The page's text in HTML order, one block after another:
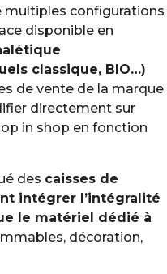
multiples configurations
disponible en
classique, BIO…)
de vente de la marque
directement sur
in shop en fonction
des caisses de
intégrer l’intégralité
le matériel dédié à
décoration,